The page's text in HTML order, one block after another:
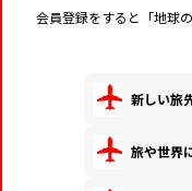
会員登録をすると「地球
新しい旅
旅や世界